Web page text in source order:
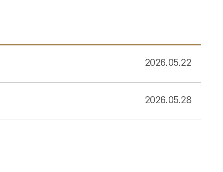
2026.05.22
2026.05.28